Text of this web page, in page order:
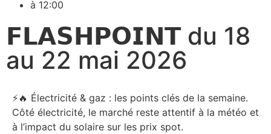
à 12:00
𝗙𝗟𝗔𝗦𝗛𝗣𝗢𝗜𝗡𝗧 du 18
au 22 mai 2026
⚡🔥 Électricité & gaz : les points clés de la semaine.
Côté électricité, le marché reste attentif à la météo et
à l’impact du solaire sur les prix spot.